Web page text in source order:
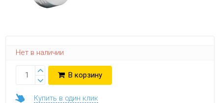
Нет в наличии
В корзину
Купить в один клик